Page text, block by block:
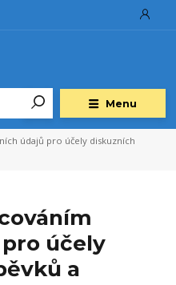
Menu
údajů pro účely diskuzních
účely
a